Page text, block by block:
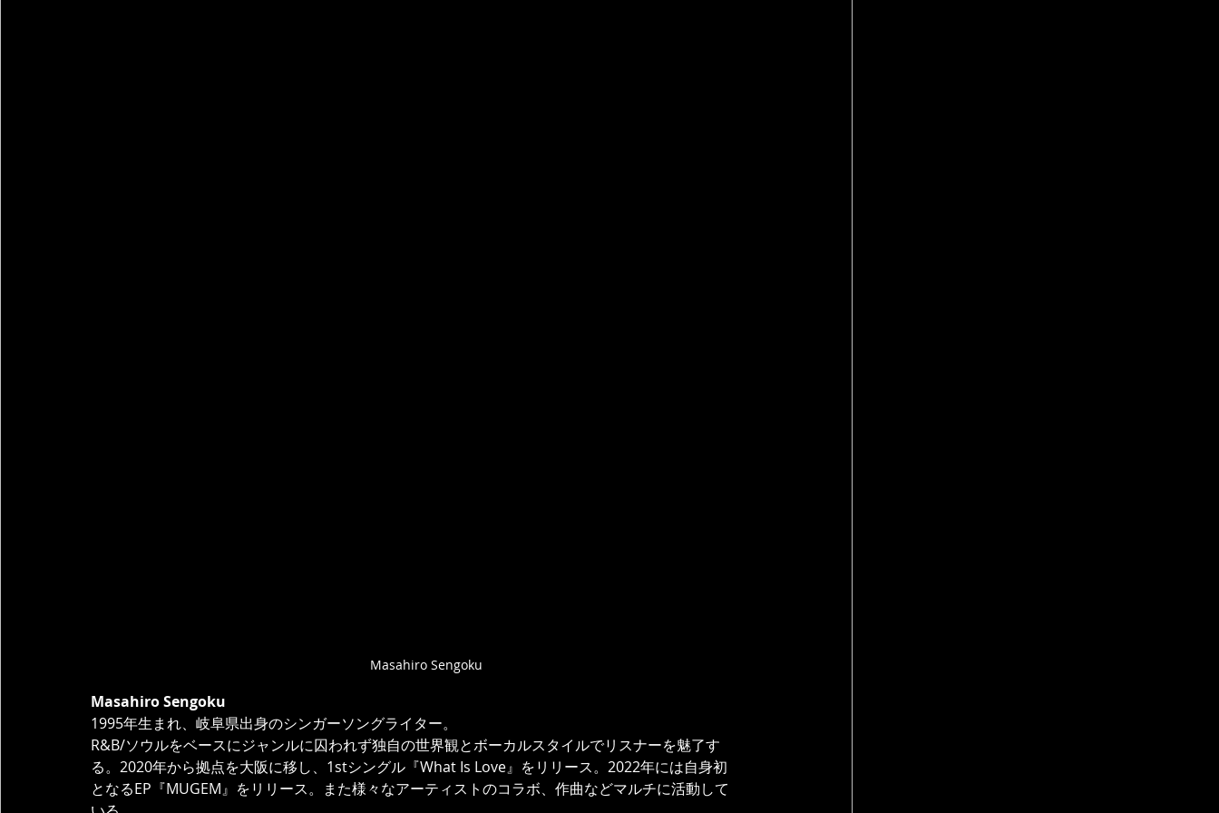
Masahiro Sengoku
Masahiro Sengoku
1995年生まれ、岐阜県出身のシンガーソングライター。
R&B/ソウルをベースにジャンルに囚われず独自の世界観とボーカルスタイルでリスナーを魅了す
る。2020年から拠点を大阪に移し、1stシングル『What Is Love』をリリース。2022年には自身初
となるEP『MUGEM』をリリース。また様々なアーティストのコラボ、作曲などマルチに活動して